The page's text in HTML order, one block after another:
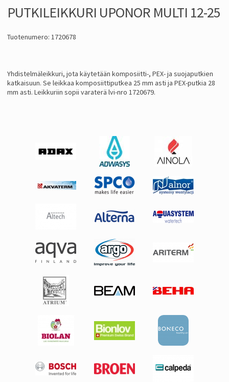
PUTKILEIKKURI UPONOR MULTI 12-25
Tuotenumero: 1720678
Yhdistelmäleikkuri, jota käytetään komposiitti-, PEX- ja suojaputkien
katkaisuun. Se leikkaa komposiittiputkea 25 mm asti ja PEX-putkia 28
mm asti. Leikkuriin sopii varaterä lvi-nro 1720679.